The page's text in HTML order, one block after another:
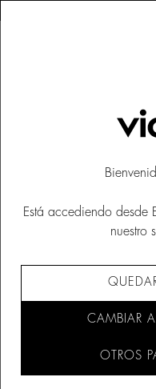
Está accediendo desde
nuestro
CAMBIAR
OTROS